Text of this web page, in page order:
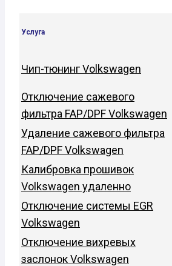
Услуга
Чип-тюнинг Volkswagen
Отключение сажевого
фильтра FAP/DPF Volkswagen
Удаление сажевого фильтра
FAP/DPF Volkswagen
Калибровка прошивок
Volkswagen удаленно
Отключение системы EGR
Volkswagen
Отключение вихревых
заслонок Volkswagen